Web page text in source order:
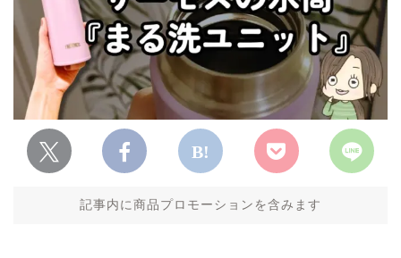
記事内に商品プロモーションを含みます